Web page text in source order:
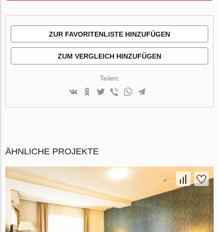
ZUR FAVORITENLISTE HINZUFÜGEN
ZUM VERGLEICH HINZUFÜGEN
Teilen:
ÄHNLICHE PROJEKTE